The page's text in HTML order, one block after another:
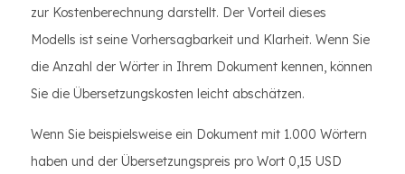
zur Kostenberechnung darstellt. Der Vorteil dieses
Modells ist seine Vorhersagbarkeit und Klarheit. Wenn Sie
die Anzahl der Wörter in Ihrem Dokument kennen, können
Sie die Übersetzungskosten leicht abschätzen.
Wenn Sie beispielsweise ein Dokument mit 1.000 Wörtern
haben und der Übersetzungspreis pro Wort 0,15 USD